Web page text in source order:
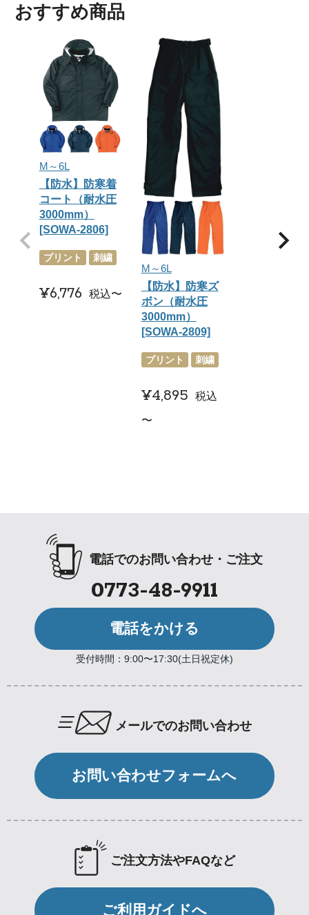
おすすめ商品
M～6L
【防水】防寒着
コート（耐水圧
3000mm）
[SOWA-2806]
プリント 刺繍
¥6,776 税込〜
M～6L
【防水】防寒ズ
ボン（耐水圧
3000mm）
[SOWA-2809]
プリント 刺繍
¥4,895 税込
〜
電話でのお問い合わせ・ご注文
0773-48-9911
電話をかける
受付時間：9:00〜17:30(土日祝定休)
メールでのお問い合わせ
お問い合わせフォームへ
ご注文方法やFAQなど
ご利用ガイドへ